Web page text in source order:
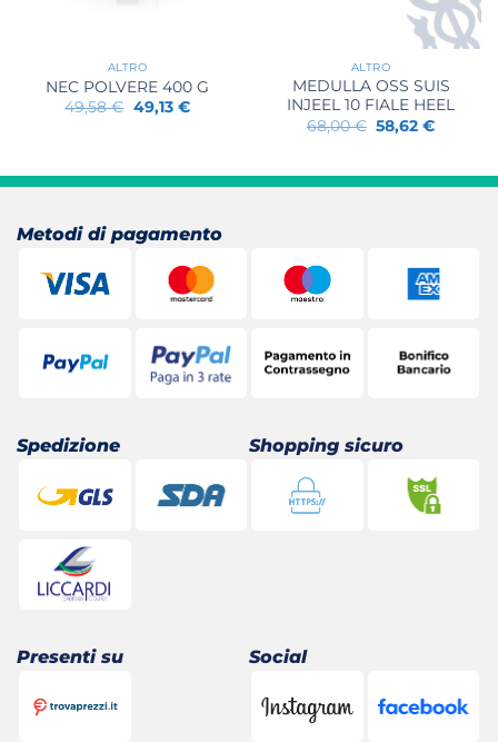
ALTRO
NEC POLVERE 400 G
49,58€ Il
prezzo
49,13 €Il
ALTRO
MEDULLA OSS SUIS
INJEEL 10 FIALE HEEL
68,00€ Il
prezzo
68,00 €.
58,62€Il
58,62 €.
Metodi di pagamento
Spedizione Shopping sicuro
Presenti su Social